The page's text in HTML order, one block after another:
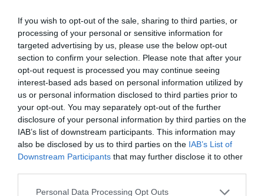
If you wish to opt-out of the sale, sharing to third parties, or
processing of your personal or sensitive information for
targeted advertising by us, please use the below opt-out
section to confirm your selection. Please note that after your
opt-out request is processed you may continue seeing
interest-based ads based on personal information utilized by
us or personal information disclosed to third parties prior to
your opt-out. You may separately opt-out of the further
disclosure of your personal information by third parties on the
IAB’s list of downstream participants. This information may
also be disclosed by us to third parties on the IAB’s List of
Downstream Participants that may further disclose it to other
Personal Data Processing Opt Outs
Ακολουθήστε το Culturenow.gr στοGoogle News
μάθετε πρώτοι όλες τις ειδήσεις
Δείτε όλα τατελευταία νέαγια την Τέχνη και τον
Πολιτισμό στοCulturenow.gr
Νέοι Διαγωνισμοί ❯
Tags
VIDEO ART - INSTALLATIONS
ΓΛΥΠΤΙΚΗ - ΧΑΡΑΚΤΙΚΗ
ΕΙΚΑΣΤΙΚΕΣ ΕΚΘΕΣΕΙΣ